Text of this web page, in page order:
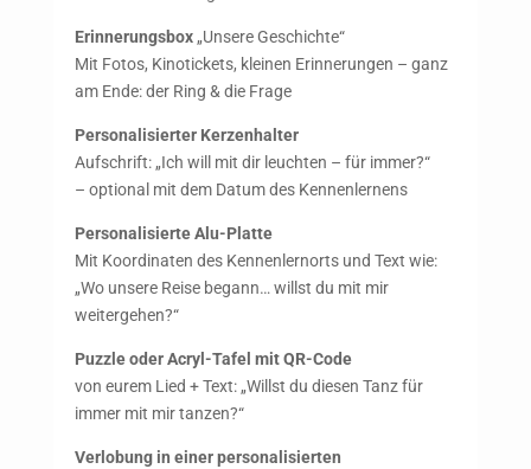
Erinnerungsbox„Unsere Geschichte“
Mit Fotos, Kinotickets, kleinen Erinnerungen – ganz
am Ende: der Ring & die Frage
Personalisierter Kerzenhalter
Aufschrift: „Ich will mit dir leuchten – für immer?“
– optional mit dem Datum des Kennenlernens
Personalisierte Alu-Platte
Mit Koordinaten des Kennenlernorts und Text wie:
„Wo unsere Reise begann… willst du mit mir
weitergehen?“
Puzzle oder Acryl-Tafel mit QR-Code
von eurem Lied + Text: „Willst du diesen Tanz für
immer mit mir tanzen?“
Verlobung in einer personalisierten